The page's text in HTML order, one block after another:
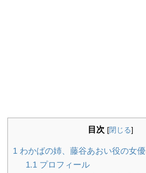
目次 [閉じる]
1 わかばの姉、藤谷あおい役の女優
1.1プロフィール